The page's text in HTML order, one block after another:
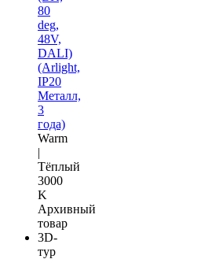
80
deg,
48V,
DALI)
(Arlight,
IP20
Металл,
3
года)
Warm
|
Тёплый
3000
K
Архивный
товар
3D-
тур